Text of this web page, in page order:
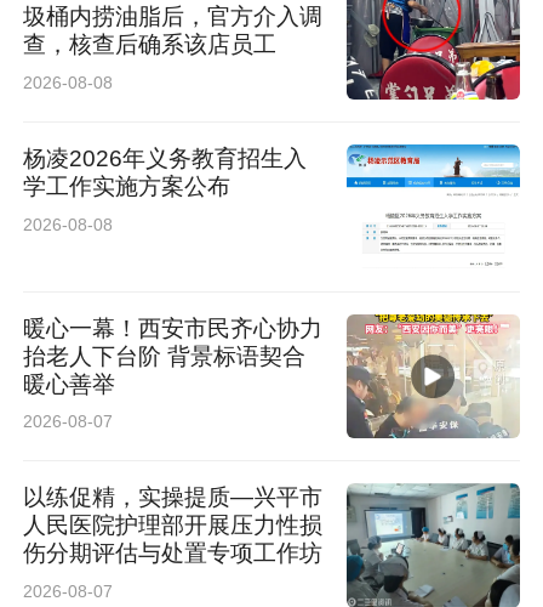
圾桶内捞油脂后，官方介入调
查，核查后确系该店员工
2026-08-08
杨凌2026年义务教育招生入
学工作实施方案公布
2026-08-08
暖心一幕！西安市民齐心协力
抬老人下台阶 背景标语契合
暖心善举
2026-08-07
以练促精，实操提质—兴平市
人民医院护理部开展压力性损
伤分期评估与处置专项工作坊
2026-08-07